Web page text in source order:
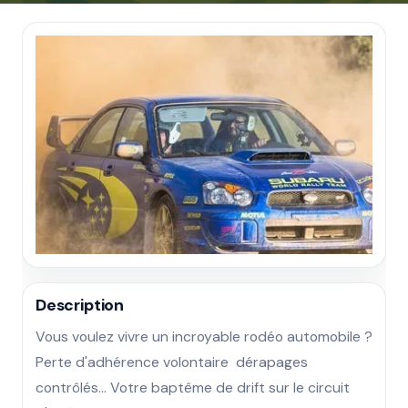
Description
Vous voulez vivre un incroyable rodéo automobile ?
Perte d'adhérence volontaire  dérapages
contrôlés… Votre baptême de drift sur le circuit